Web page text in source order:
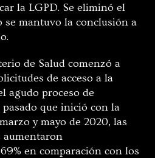
la LGPD. Se eliminó el
se mantuvo la conclusión a
de Salud comenzó a
de acceso a la
agudo proceso de
que inició con la
y mayo de 2020, las
aumentaron
en comparación con los